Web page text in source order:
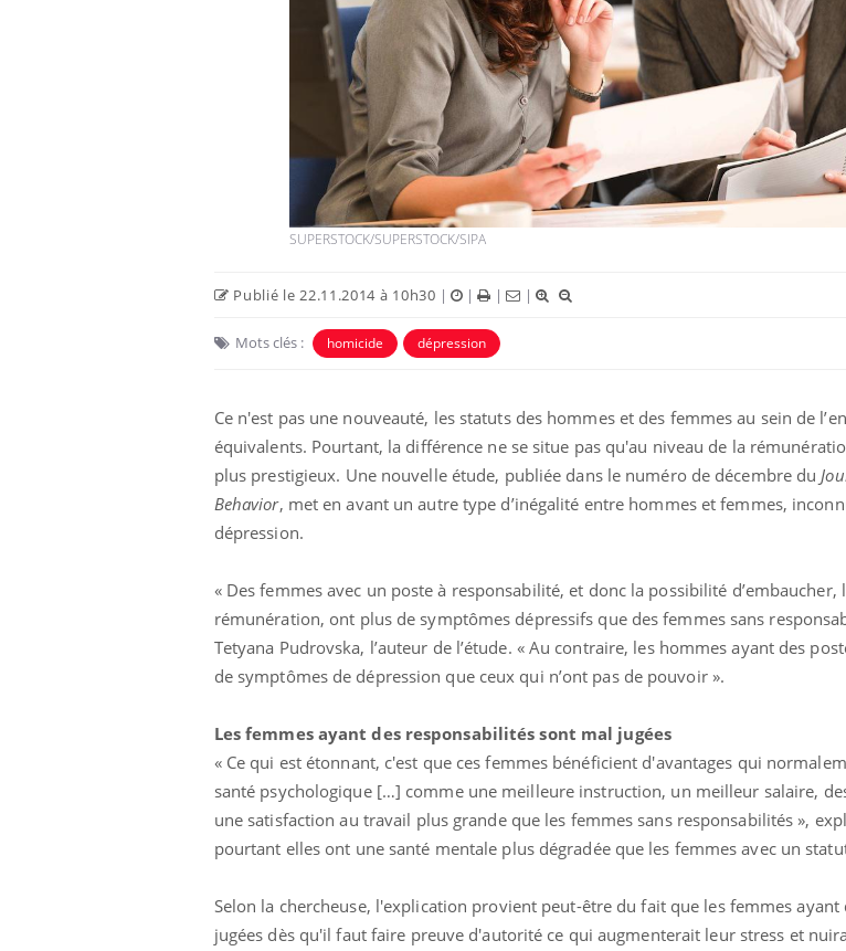
SUPERSTOCK/SUPERSTOCK/SIPA
Publié le 22.11.2014 à 10h30 | | | |
Mots clés : homicide dépression
Ce n'est pas une nouveauté, les statuts des hommes et des femmes au sein de
équivalents. Pourtant, la différence ne se situe pas qu'au niveau de la
plus prestigieux. Une nouvelle étude, publiée dans le numéro de décembre du
Behavior, met en avant un autre type d’inégalité entre hommes et femmes,
dépression.
« Des femmes avec un poste à responsabilité, et donc la possibilité
rémunération, ont plus de symptômes dépressifs que des femmes sans
Tetyana Pudrovska, l’auteur de l’étude. « Au contraire, les hommes ayant des
de symptômes de dépression que ceux qui n’ont pas de pouvoir ».
Les femmes ayant des responsabilités sont mal jugées
« Ce qui est étonnant, c'est que ces femmes bénéficient d'avantages qui
santé psychologique […] comme une meilleure instruction, un meilleur salaire,
une satisfaction au travail plus grande que les femmes sans responsabilités »,
pourtant elles ont une santé mentale plus dégradée que les femmes avec un
Selon la chercheuse, l'explication provient peut-être du fait que les femmes
jugées dès qu'il faut faire preuve d'autorité ce qui augmenterait leur stress et
Mon enfant est-il trop
sensible ou simplement
très empathique ?
Bébés, jeunes enfants :
quelle trousse à pharmacie
pour les vacances ?
Comment éviter une otite
pendant les vacances ?
Hantavirus : un cas détecté
chez un touriste en France
Eczéma Chronique des Mains :
Il y a des sujets qui sont faciles à aborder...
d'autres non ! D'un côté, poser des questions
sur la maladie d'un proche c'est montrer ...
Youtube
Carence en fer : comprendre pour
Fatigue, irritabilité, brouillard mental ou
même alopécie… Les symptômes de la
carence en fer sont multiples ce qui la rend
...
En
reste